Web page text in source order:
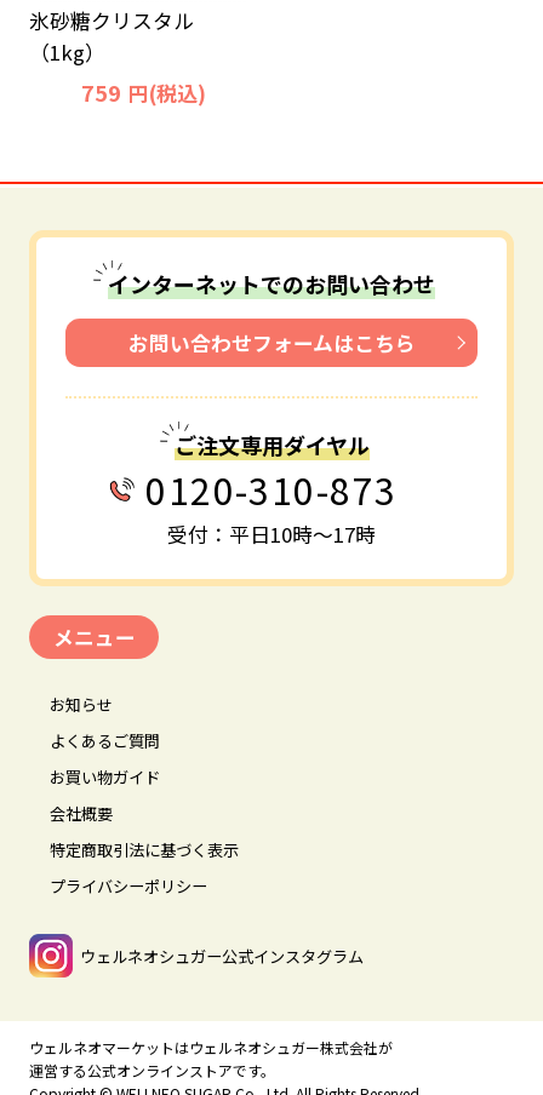
氷砂糖クリスタル
（1kg）
759 円(税込)
インターネットでのお問い合わせ
お問い合わせフォームはこちら
ご注文専用ダイヤル
0120-310-873
受付：平日10時～17時
メニュー
お知らせ
よくあるご質問
お買い物ガイド
会社概要
特定商取引法に基づく表示
プライバシーポリシー
ウェルネオシュガー公式インスタグラム
ウェルネオマーケットはウェルネオシュガー株式会社が
運営する公式オンラインストアです。